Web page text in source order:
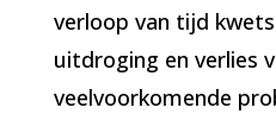
verloop van tijd
uitdroging en verlies
veelvoorkomende